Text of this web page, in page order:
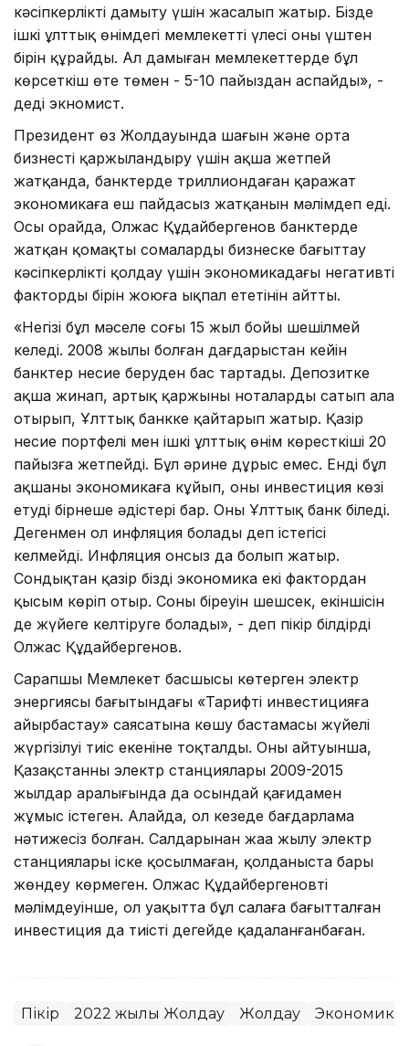
кәсіпкерлікті дамыту үшін жасалып жатыр. Бізде
ішкі ұлттық өнімдегі мемлекеттің үлесі оның үштен
бірін құрайды. Ал дамыған мемлекеттерде бұл
көрсеткіш өте төмен - 5-10 пайыздан аспайды», -
деді экномист.
Президент өз Жолдауында шағын және орта
бизнесті қаржыландыру үшін ақша жетпей
жатқанда, банктерде триллиондаған қаражат
экономикаға еш пайдасыз жатқанын мәлімдеп еді.
Осы орайда, Олжас Құдайбергенов банктерде
жатқан қомақты сомаларды бизнеске бағыттау
кәсіпкерлікті қолдау үшін экономикадағы негативті
фактордың бірін жоюға ықпал ететінін айтты.
«Негізі бұл мәселе соңғы 15 жыл бойы шешілмей
келеді. 2008 жылы болған дағдарыстан кейін
банктер несие беруден бас тартады. Депозитке
ақша жинап, артық қаржыны ноталарды сатып ала
отырып, Ұлттық банкке қайтарып жатыр. Қазір
несие портфелі мен ішкі ұлттық өнім көресткіші 20
пайызға жетпейді. Бұл әрине дұрыс емес. Енді бұл
ақшаны экономикаға кұйып, оны инвестиция көзі
етудің бірнеше әдістері бар. Оны Ұлттық банк біледі.
Дегенмен ол инфляция болады деп істегісі
келмейді. Инфляция онсыз да болып жатыр.
Сондықтан қазір біздің экономика екі фактордан
қысым көріп отыр. Соның біреуін шешсек, екіншісін
де жүйеге келтіруге болады», - деп пікір білдірді
Олжас Құдайбергенов.
Сарапшы Мемлекет басшысы көтерген электр
энергиясы бағытындағы «Тарифті инвестицияға
айырбастау» саясатына көшу бастамасы жүйелі
жүргізілуі тиіс екеніне тоқталды. Оның айтуынша,
Қазақстанның электр станциялары 2009-2015
жылдар аралығында да осындай қағидамен
жұмыс істеген. Алайда, ол кезеңде бағдарлама
нәтижесіз болған. Салдарынан жаңа жылу электр
станциялары іске қосылмаған, қолданыста бары
жөндеу көрмеген. Олжас Құдайбергеновтің
мәлімдеуінше, ол уақытта бұл салаға бағытталған
инвестиция да тиісті деңгейде қадаланғанбаған.
Пікір 2022 жылғы Жолдау Жолдау Экономика